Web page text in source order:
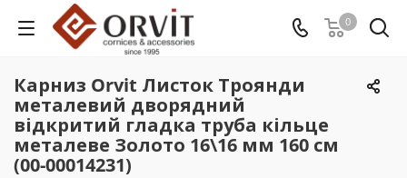
0
Карниз Orvit Листок Троянди
металевий дворядний
відкритий гладка труба кільце
металеве Золото 16\16 мм 160 см
(00-00014231)